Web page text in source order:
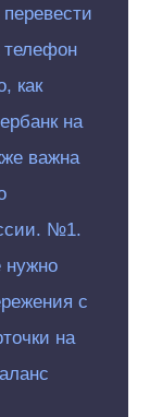
телефон
как
на
важна
№1.
нужно
с
на